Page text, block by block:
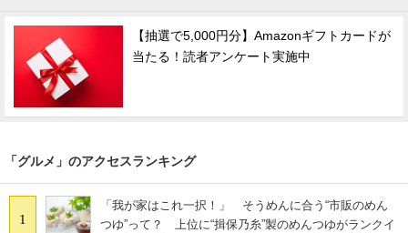
【抽選で5,000円分】Amazonギフトカードが
当たる！読者アンケート実施中
「グルメ」のアクセスランキング
1
「我が家はこれ一択！」 そうめんに合う“市販のめん
つゆ”って？ 上位に“揖保乃糸”製のめんつゆがランクイ